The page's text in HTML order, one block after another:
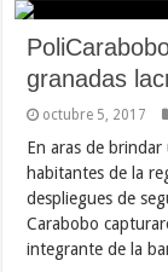
granadas
octubre 5, 2017
En aras de
habitantes de la
despliegues de
Carabobo
integrante de la